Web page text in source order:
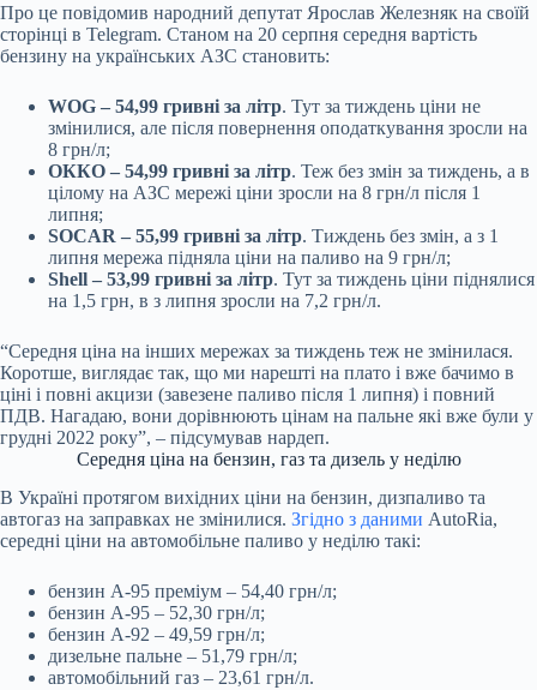
Про це повідомив народний депутат Ярослав Железняк на своїй
сторінці в Telegram. Станом на 20 серпня середня вартість
бензину на українських АЗС становить:
WOG – 54,99 гривні за літр. Тут за тиждень ціни не
змінилися, але після повернення оподаткування зросли на
8 грн/л;
ОККО – 54,99 гривні за літр. Теж без змін за тиждень, а в
цілому на АЗС мережі ціни зросли на 8 грн/л після 1
липня;
SOCAR – 55,99 гривні за літр. Тиждень без змін, а з 1
липня мережа підняла ціни на паливо на 9 грн/л;
Shell – 53,99 гривні за літр. Тут за тиждень ціни піднялися
на 1,5 грн, в з липня зросли на 7,2 грн/л.
“Середня ціна на інших мережах за тиждень теж не змінилася.
Коротше, виглядає так, що ми нарешті на плато і вже бачимо в
ціні і повні акцизи (завезене паливо після 1 липня) і повний
ПДВ. Нагадаю, вони дорівнюють цінам на пальне які вже були у
грудні 2022 року”, – підсумував нардеп.
Середня ціна на бензин, газ та дизель у неділю
В Україні протягом вихідних ціни на бензин, дизпаливо та
автогаз на заправках не змінилися. Згідно з даними AutoRia,
середні ціни на автомобільне паливо у неділю такі:
бензин А-95 преміум – 54,40 грн/л;
бензин А-95 – 52,30 грн/л;
бензин А-92 – 49,59 грн/л;
дизельне пальне – 51,79 грн/л;
автомобільний газ – 23,61 грн/л.